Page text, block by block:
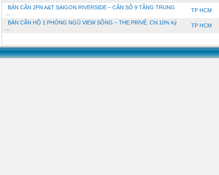
BÁN CĂN 2PN A&T SAIGON RIVERSIDE – CĂN SỐ 9 TẦNG TRUNG
TP HCM
BÁN CĂN HỘ 1 PHÒNG NGỦ VIEW SÔNG – THE PRIVÉ. Chỉ 10% ký
TP HCM